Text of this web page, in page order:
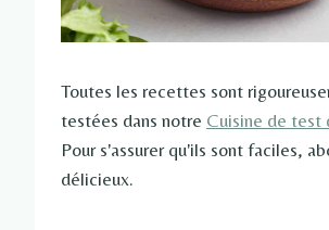
Toutes les recettes sont
testées dans notre Cuisine de test
Pour s'assurer qu'ils sont faciles,
délicieux.